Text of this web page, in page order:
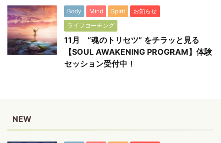
Body Mind Spirit
お知らせ
ライフコーチング
11月 ”魂のトリセツ” をチラッと見る
【SOUL AWAKENING PROGRAM】体験
セッション受付中！
NEW